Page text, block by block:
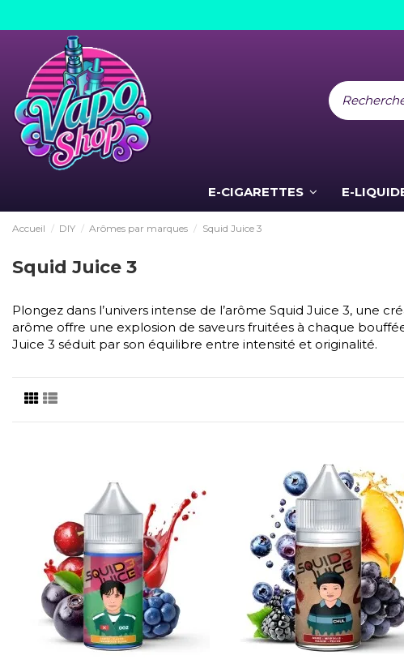
E-CIGARETTES E-
Accueil DIY Arômes par marques Squid Juice 3
Squid Juice 3
Plongez dans l’univers intense de l’arôme Squid Juice 3, une
arôme offre une explosion de saveurs fruitées à chaque
Juice 3 séduit par son équilibre entre intensité et originalité.